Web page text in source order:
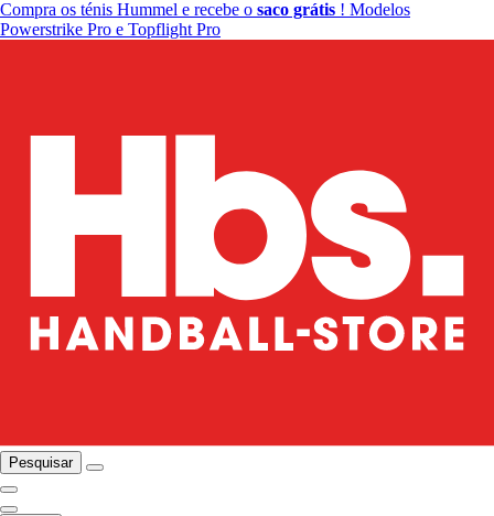
Compra os ténis Hummel e recebe o saco grátis ! Modelos
Powerstrike Pro e Topflight Pro
Pesquisar